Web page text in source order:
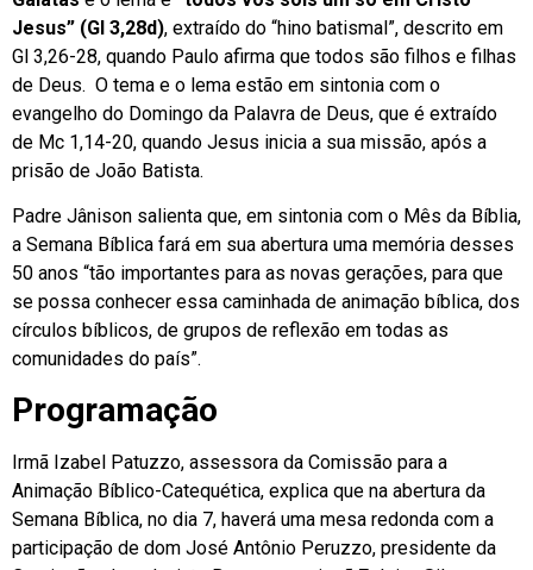
Jesus” (Gl 3,28d), extraído do “hino batismal”, descrito em
Gl 3,26-28, quando Paulo afirma que todos são filhos e filhas
de Deus. O tema e o lema estão em sintonia com o
evangelho do Domingo da Palavra de Deus, que é extraído
de Mc 1,14-20, quando Jesus inicia a sua missão, após a
prisão de João Batista.
Padre Jânison salienta que, em sintonia com o Mês da Bíblia,
a Semana Bíblica fará em sua abertura uma memória desses
50 anos “tão importantes para as novas gerações, para que
se possa conhecer essa caminhada de animação bíblica, dos
círculos bíblicos, de grupos de reflexão em todas as
comunidades do país”.
Programação
Irmã Izabel Patuzzo, assessora da Comissão para a
Animação Bíblico-Catequética, explica que na abertura da
Semana Bíblica, no dia 7, haverá uma mesa redonda com a
participação de dom José Antônio Peruzzo, presidente da